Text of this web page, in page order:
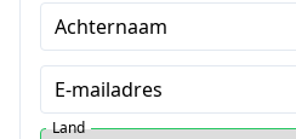
Achternaam
E-mailadres
Land